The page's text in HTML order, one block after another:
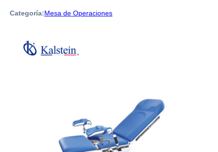
Categoría:Mesa de Operaciones